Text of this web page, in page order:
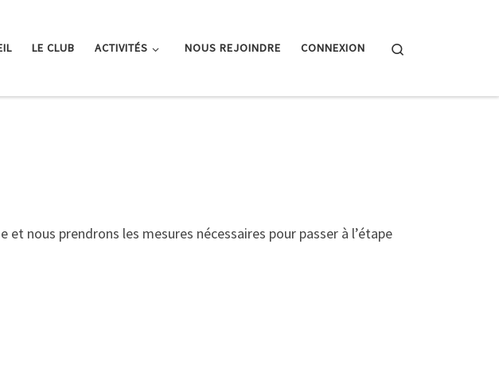
LE CLUB ACTIVITÉS NOUS REJOINDRE CONNEXION
nous prendrons les mesures nécessaires pour passer à l’étape